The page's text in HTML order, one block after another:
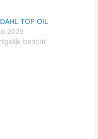
TOP OIL
2025
bericht